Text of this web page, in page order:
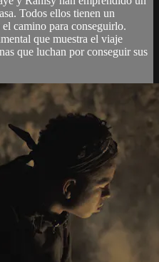
Todos ellos tienen un
camino para conseguirlo.
que muestra el viaje
que luchan por conseguir sus